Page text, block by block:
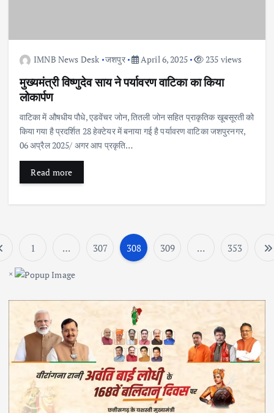
IMNB News Desk जशपुर April 6, 2025 235 views
मुख्यमंत्री विष्णुदेव साय ने पर्यावरण वाटिका का किया
लोकार्पण
वाटिका में औषधीय पौधे, एडवेंचर जोन, तितली जोन सहित प्राकृतिक खूबसूरती को
किया गया है प्रदर्शित 28 हेक्टेयर में बनाया गई है पर्यावरण वाटिका जशपुरनगर,
06 अप्रैल 2025/ अगर आप प्रकृति…
Read more
P
o
s
t
s
1 … 307 308 309 … 353
×